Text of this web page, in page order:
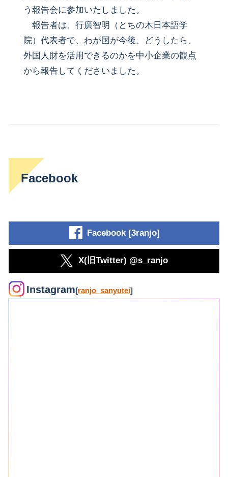
う報告会に参加いたしました。
報告者は、行廣智明（とちの木日本語学
院）代表者で、わが国が今後、どうしたら、
外国人財を活用できるのかを中小企業の観点
から報告してくださいました。
Facebook
Facebook [3ranjo]
X(旧Twitter) @s_ranjo
Instagram[ranjo_sanyutei]